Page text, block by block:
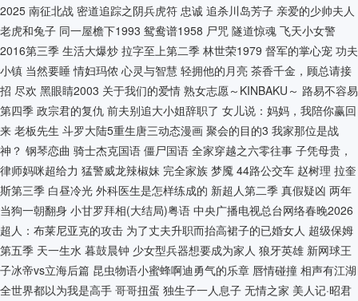
2025 南征北战 密道追踪之阴兵虎符 忠诚 追杀川岛芳子 亲爱的少帅夫人
老虎和兔子 同一屋檐下1993 鸳鸯谱1958 尸咒 隧道惊魂 飞天小女警
2016第三季 生活大爆炒 拉字至上第二季 林世荣1979 督军的掌心宠 功夫
小镇 当然要睡 情妇玛侬 心灵与智慧 轻拥他的月亮 茶香千金，顾总请接
招 尽欢 黑眼睛2003 关于我们的爱情 熟女志愿～KINBAKU～ 路易不容易
第四季 政宗君的复仇 前夫别追大小姐辞职了 女儿说：妈妈，我陪你赢回
来 老板先生 斗罗大陆5重生唐三动态漫画 聚会的目的3 我家那位是战
神？ 钢琴恋曲 骑士杰克国语 僵尸国语 全家穿越之六零往事 子凭母贵，
律师妈咪超给力 猛警威龙辣椒妹 完全家族 梦魇 44路公交车 赵树理 拉奎
斯第三季 白昼冷光 外科医生是怎样练成的 新超人第二季 真假疑凶 两年
当狗一朝翻身 小甘罗拜相(大结局)粤语 中央广播电视总台网络春晚2026
超人：布莱尼亚克的攻击 为了丈夫升职而抬高裙子的已婚女人 超级保姆
第五季 天一生水 暮鼓晨钟 少女型兵器想要成为家人 狼牙英雄 新网球王
子冰帝vs立海后篇 昆虫物语小蜜蜂啊迪勇气的乐章 唇情碰撞 相声有江湖
全世界都以为我是高手 哥哥扭蛋 独生子一人息子 无情之家 美人记·昭君